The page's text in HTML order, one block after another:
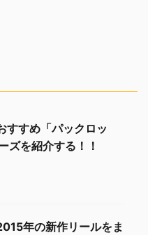
すすめ「パックロッ
ズを紹介する！！
年の新作リールをま